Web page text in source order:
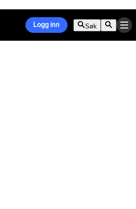
Logg inn Søk